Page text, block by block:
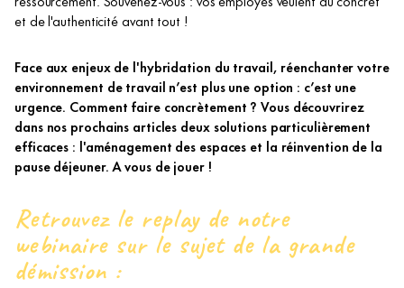
et de l'authenticité avant tout !
Face aux enjeux de l'hybridation du travail, réenchanter votre
environnement de travail n’est plus une option : c’est une
urgence. Comment faire concrètement ? Vous découvrirez
dans nos prochains articles deux solutions particulièrement
efficaces : l'aménagement des espaces et la réinvention de la
pause déjeuner. A vous de jouer !
Retrouvez le replay de notre
webinaire sur le sujet de la grande
démission :